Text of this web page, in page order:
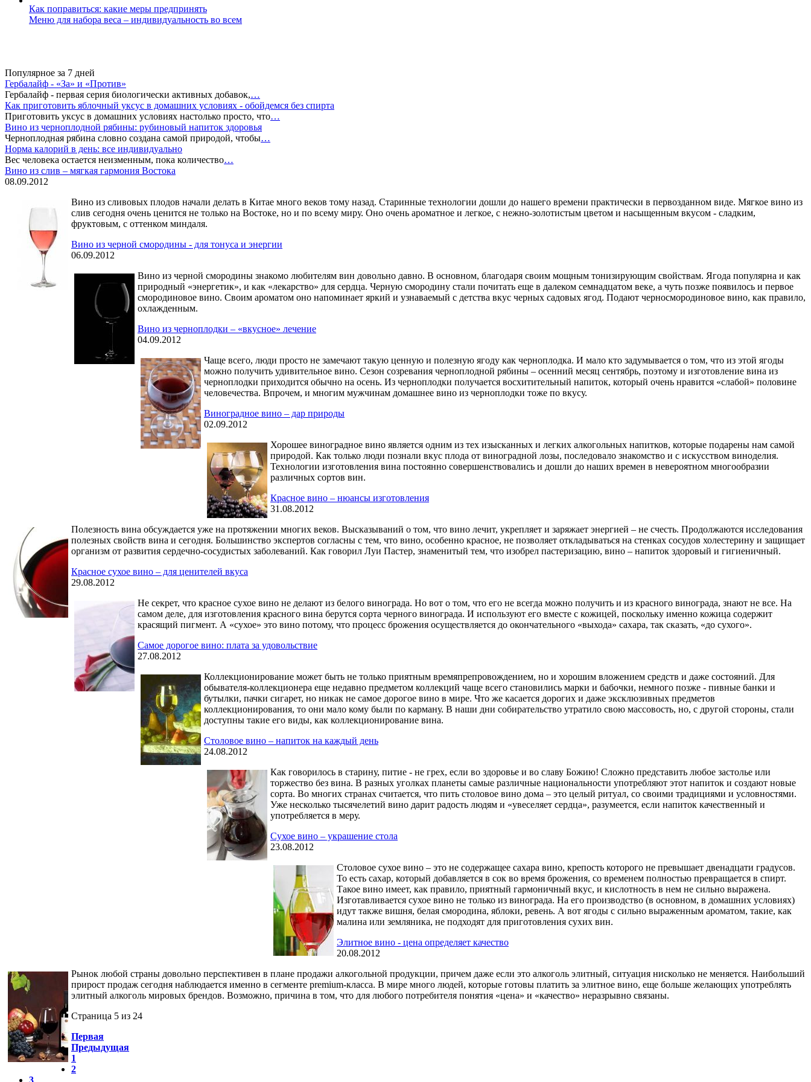
Как поправиться: какие меры предпринять
Меню для набора веса – индивидуальность во всем
Популярное за 7 дней
Гербалайф - «За» и «Против»
Гербалайф - первая серия биологически активных добавок,…
Как приготовить яблочный уксус в домашних условиях - обойдемся без спирта
Приготовить уксус в домашних условиях настолько просто, что…
Вино из черноплодной рябины: рубиновый напиток здоровья
Черноплодная рябина словно создана самой природой, чтобы…
Норма калорий в день: все индивидуально
Вес человека остается неизменным, пока количество…
Вино из слив – мягкая гармония Востока
08.09.2012
Вино из сливовых плодов начали делать в Китае много веков тому назад. Старинные технологии дошли до нашего времени практически в первозданном виде. Мягкое вино из
слив сегодня очень ценится не только на Востоке, но и по всему миру. Оно очень ароматное и легкое, с нежно-золотистым цветом и насыщенным вкусом - сладким,
фруктовым, с оттенком миндаля.
Вино из черной смородины - для тонуса и энергии
06.09.2012
Вино из черной смородины знакомо любителям вин довольно давно. В основном, благодаря своим мощным тонизирующим свойствам. Ягода популярна и как
природный «энергетик», и как «лекарство» для сердца. Черную смородину стали почитать еще в далеком семнадцатом веке, а чуть позже появилось и первое
смородиновое вино. Своим ароматом оно напоминает яркий и узнаваемый с детства вкус черных садовых ягод. Подают черносмородиновое вино, как правило,
охлажденным.
Вино из черноплодки – «вкусное» лечение
04.09.2012
Чаще всего, люди просто не замечают такую ценную и полезную ягоду как черноплодка. И мало кто задумывается о том, что из этой ягоды
можно получить удивительное вино. Сезон созревания черноплодной рябины – осенний месяц сентябрь, поэтому и изготовление вина из
черноплодки приходится обычно на осень. Из черноплодки получается восхитительный напиток, который очень нравится «слабой» половине
человечества. Впрочем, и многим мужчинам домашнее вино из черноплодки тоже по вкусу.
Виноградное вино – дар природы
02.09.2012
Хорошее виноградное вино является одним из тех изысканных и легких алкогольных напитков, которые подарены нам самой
природой. Как только люди познали вкус плода от виноградной лозы, последовало знакомство и с искусством виноделия.
Технологии изготовления вина постоянно совершенствовались и дошли до наших времен в невероятном многообразии
различных сортов вин.
Красное вино – нюансы изготовления
31.08.2012
Полезность вина обсуждается уже на протяжении многих веков. Высказываний о том, что вино лечит, укрепляет и заряжает энергией – не счесть. Продолжаются исследования
полезных свойств вина и сегодня. Большинство экспертов согласны с тем, что вино, особенно красное, не позволяет откладываться на стенках сосудов холестерину и защищает
организм от развития сердечно-сосудистых заболеваний. Как говорил Луи Пастер, знаменитый тем, что изобрел пастеризацию, вино – напиток здоровый и гигиеничный.
Красное сухое вино – для ценителей вкуса
29.08.2012
Не секрет, что красное сухое вино не делают из белого винограда. Но вот о том, что его не всегда можно получить и из красного винограда, знают не все. На
самом деле, для изготовления красного вина берутся сорта черного винограда. И используют его вместе с кожицей, поскольку именно кожица содержит
красящий пигмент. А «сухое» это вино потому, что процесс брожения осуществляется до окончательного «выхода» сахара, так сказать, «до сухого».
Самое дорогое вино: плата за удовольствие
27.08.2012
Коллекционирование может быть не только приятным времяпрепровождением, но и хорошим вложением средств и даже состояний. Для
обывателя-коллекционера еще недавно предметом коллекций чаще всего становились марки и бабочки, немного позже - пивные банки и
бутылки, пачки сигарет, но никак не самое дорогое вино в мире. Что же касается дорогих и даже эксклюзивных предметов
коллекционирования, то они мало кому были по карману. В наши дни собирательство утратило свою массовость, но, с другой стороны, стали
доступны такие его виды, как коллекционирование вина.
Столовое вино – напиток на каждый день
24.08.2012
Как говорилось в старину, питие - не грех, если во здоровье и во славу Божию! Сложно представить любое застолье или
торжество без вина. В разных уголках планеты самые различные национальности употребляют этот напиток и создают новые
сорта. Во многих странах считается, что пить столовое вино дома – это целый ритуал, со своими традициями и условностями.
Уже несколько тысячелетий вино дарит радость людям и «увеселяет сердца», разумеется, если напиток качественный и
употребляется в меру.
Сухое вино – украшение стола
23.08.2012
Столовое сухое вино – это не содержащее сахара вино, крепость которого не превышает двенадцати градусов.
То есть сахар, который добавляется в сок во время брожения, со временем полностью превращается в спирт.
Такое вино имеет, как правило, приятный гармоничный вкус, и кислотность в нем не сильно выражена.
Изготавливается сухое вино не только из винограда. На его производство (в основном, в домашних условиях)
идут также вишня, белая смородина, яблоки, ревень. А вот ягоды с сильно выраженным ароматом, такие, как
малина или земляника, не подходят для приготовления сухих вин.
Элитное вино - цена определяет качество
20.08.2012
Рынок любой страны довольно перспективен в плане продажи алкогольной продукции, причем даже если это алкоголь элитный, ситуация нисколько не меняется. Наибольший
прирост продаж сегодня наблюдается именно в сегменте premium-класса. В мире много людей, которые готовы платить за элитное вино, еще больше желающих употреблять
элитный алкоголь мировых брендов. Возможно, причина в том, что для любого потребителя понятия «цена» и «качество» неразрывно связаны.
Страница 5 из 24
Первая
Предыдущая
1
2
3